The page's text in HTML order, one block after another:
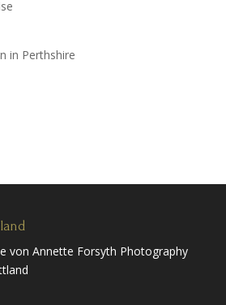
in Perthshire
von Annette Forsyth Photography